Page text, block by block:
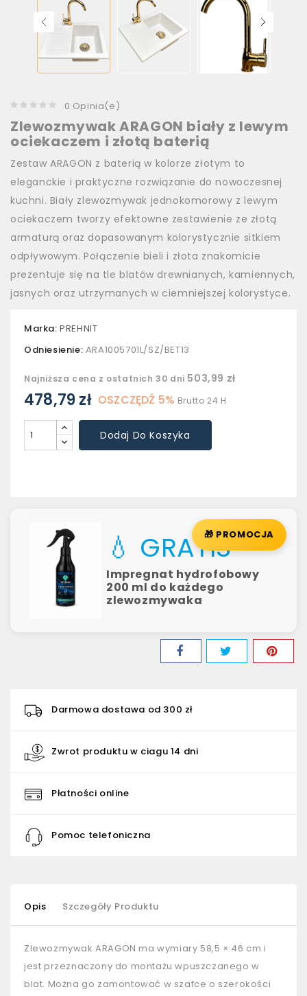
0 Opinia(e)
Zlewozmywak ARAGON biały z lewym
ociekaczem i złotą baterią
Zestaw ARAGON z baterią w kolorze złotym to
eleganckie i praktyczne rozwiązanie do nowoczesnej
kuchni. Biały zlewozmywak jednokomorowy z lewym
ociekaczem tworzy efektowne zestawienie ze złotą
armaturą oraz dopasowanym kolorystycznie sitkiem
odpływowym. Połączenie bieli i złota znakomicie
prezentuje się na tle blatów drewnianych, kamiennych,
jasnych oraz utrzymanych w ciemniejszej kolorystyce.
Marka: PREHNIT
Odniesienie: ARA1005701L/SZ/BET13
Najniższa cena z ostatnich 30 dni 503,99 zł
478,79 zł OSZCZĘDŹ 5% Brutto 24 H
Dodaj Do Koszyka
🎁 PROMOCJA
💧 GRATIS
Impregnat hydrofobowy
200 ml do każdego
zlewozmywaka
Darmowa dostawa od 300 zł
Zwrot produktu w ciagu 14 dni
Płatności online
Pomoc telefoniczna
Opis Szczegóły Produktu
Zlewozmywak ARAGON ma wymiary 58,5 × 46 cm i
jest przeznaczony do montażu wpuszczanego w
blat. Można go zamontować w szafce o szerokości